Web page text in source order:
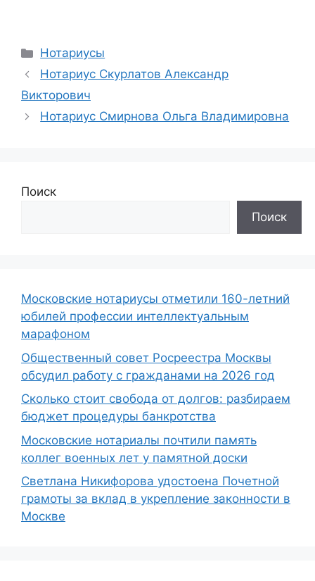
Рубрики
Нотариусы
Нотариус Скурлатов Александр
Викторович
Нотариус Смирнова Ольга Владимировна
Поиск
Поиск
Московские нотариусы отметили 160-летний
юбилей профессии интеллектуальным
марафоном
Общественный совет Росреестра Москвы
обсудил работу с гражданами на 2026 год
Сколько стоит свобода от долгов: разбираем
бюджет процедуры банкротства
Московские нотариалы почтили память
коллег военных лет у памятной доски
Светлана Никифорова удостоена Почетной
грамоты за вклад в укрепление законности в
Москве